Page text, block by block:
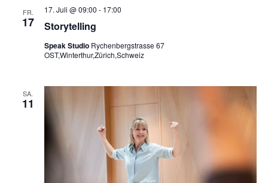
FR.
17 Storytelling
17. Juli @ 09:00 - 17:00
Speak Studio Rychenbergstrasse 67
OST,Winterthur,Zürich,Schweiz
SA.
11